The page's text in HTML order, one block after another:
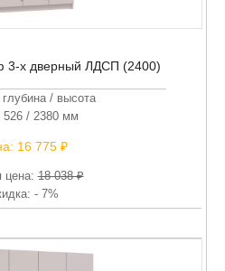
3-х дверный ЛДСП (2400)
/ высота
526 / 2380 мм
16 775 ₽
цена:18 038 ₽
- 7%